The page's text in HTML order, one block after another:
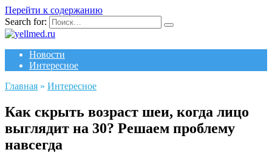
Перейти к содержанию
Search for:
Новости
Интересное
Главная » Интересное
Как скрыть возраст шеи, когда лицо
выглядит на 30? Решаем проблему
навсегда